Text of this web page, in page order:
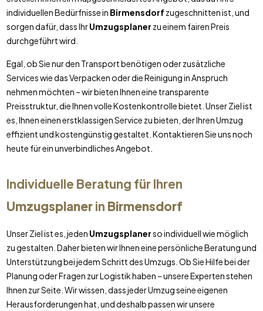
individuellen Bedürfnisse in Birmensdorf zugeschnitten ist, und
sorgen dafür, dass IhrUmzugsplaner zu einem fairen Preis
durchgeführt wird.
Egal, ob Sie nur den Transport benötigen oder zusätzliche
Services wie das Verpacken oder die Reinigung in Anspruch
nehmen möchten – wir bieten Ihnen eine transparente
Preisstruktur, die Ihnen volle Kostenkontrolle bietet. Unser Ziel ist
es, Ihnen einen erstklassigen Service zu bieten, der Ihren Umzug
effizient und kostengünstig gestaltet. Kontaktieren Sie uns noch
heute für ein unverbindliches Angebot.
Individuelle Beratung für Ihren
Umzugsplanerin Birmensdorf
Unser Ziel ist es, jeden Umzugsplanerso individuell wie möglich
zu gestalten. Daher bieten wir Ihnen eine persönliche Beratung und
Unterstützung bei jedem Schritt des Umzugs. Ob Sie Hilfe bei der
Planung oder Fragen zur Logistik haben – unsere Experten stehen
Ihnen zur Seite. Wir wissen, dass jeder Umzug seine eigenen
Herausforderungen hat, und deshalb passen wir unsere